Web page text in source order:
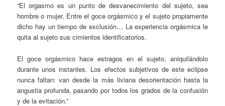
“El orgasmo es un punto de desvanecimiento del sujeto, sea
hombre o mujer. Entre el goce orgásmico y el sujeto propiamente
dicho hay un tiempo de exclusión… La experiencia orgásmica le
quita al sujeto sus cimientos identificatorios.
El goce orgásmico hace estragos en el sujeto, aniquilándolo
durante unos instantes. Los efectos subjetivos de este eclipse
nunca faltan: van desde la más liviana desorientación hasta la
angustia profunda, pasando por todos los grados de la confusión
y de la evitación.”